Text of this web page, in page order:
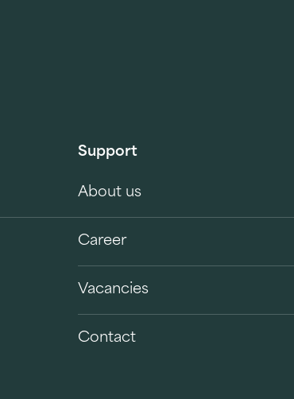
Support
About us
Career
Vacancies
Contact